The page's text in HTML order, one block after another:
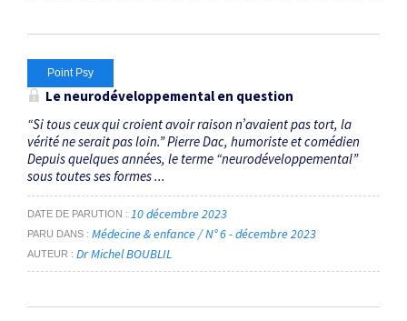
Point Psy
Le neurodéveloppemental en question
“Si tous ceux qui croient avoir raison n’avaient pas tort, la
vérité ne serait pas loin.” Pierre Dac, humoriste et comédien
Depuis quelques années, le terme “neuro­développemental”
sous toutes ses formes ...
DATE DE PARUTION 10 décembre 2023
PARU DANS Médecine & enfance / N° 6 - décembre 2023
AUTEUR Dr Michel BOUBLIL